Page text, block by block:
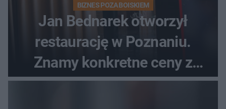
BIZNES POZA BOISKIEM
Jan Bednarek otworzył
restaurację w Poznaniu.
Znamy konkretne ceny z
menu